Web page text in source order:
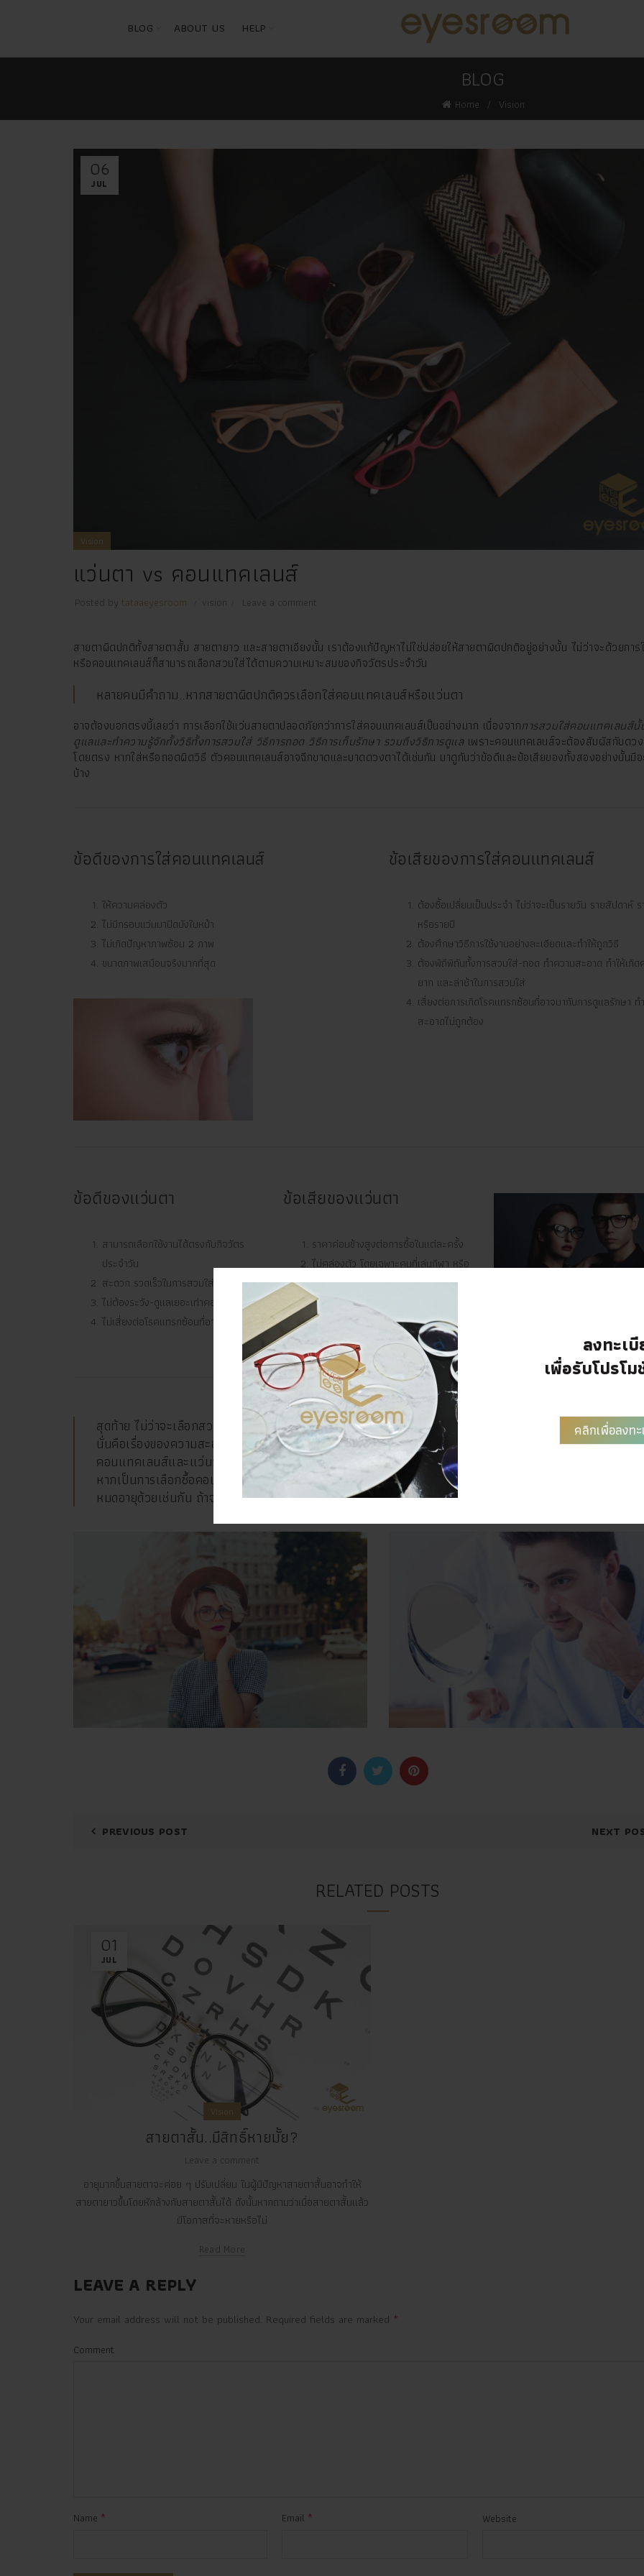
ลงทะเ
เพื่อรับโปรโ
คลิกเพื่อลงท
BLOG ABOUT US HELP
BLOG
Home Vision
06
JUL
Vision
แว่นตา vs คอนแทคเลนส์
Posted by tataaeyesroom vision Leave a comment
สายตาผิดปกติทั้งสายตาสั้น สายตายาว และสายตาเอียงนั้น เราต้องแก้ปัญหาไม่ใช่ปล่อยให้สายตาผิดปกติอยู่อย่างนั้น ไม่ว่าจะด้วยกา
หรือคอนแทคเลนส์ก็สามารถเลือกสวมใส่ได้ตามความเหมาะสมของกิจวัตรประจำวัน
หลายคนมีคำถาม..หากสายตาผิดปกติควรเลือกใส่คอนแทคเลนส์หรือแว่นตา
อาจต้องบอกตรงนี้เลยว่า การเลือกใช้แว่นสายตาปลอดภัยกว่าการใส่คอนแทคเลนส์เป็นอย่างมาก เนื่องจากการสวมใส่คอนแทคเลนส์
ดูแลและทำความรู้จักทั้งวิธีทั้งการสวมใส่ วิธีการถอด วิธีการเก็บรักษา รวมถึงวิธีการดูแลเพราะคอนแทคเลนส์จะต้องสัมผัสกับดวง
โดยตรง หากใส่หรือถอดผิดวิธี ตัวคอนแทคเลนส์อาจฉีกขาดและบาดดวงตาได้เช่นกัน มาดูกันว่าข้อดีและข้อเสียของทั้งสองอย่างนั้นมี
บ้าง
ข้อดีของการใส่คอนแทคเลนส์
ให้ความคล่องตัว
ไม่มีกรอบแว่นมาปิดบังใบหน้า
ไม่เกิดปัญหาภาพซ้อน 2 ภาพ
ขนาดภาพเสมือนจริงมากที่สุด
ข้อเสียของการใส่คอนแทคเลนส์
ต้องซื้อเปลี่ยนเป็นประจำ ไม่ว่าจะเป็นรายวัน รายสัปดาห์
หรือรายปี
ต้องศึกษาวิธีการใช้งานอย่างละเอียดและทำให้ถูกวิธี
ต้องพิถีพิถันทั้งการสวมใส่-ถอด ทำความสะอาด ทำให้เกิด
ยาก และล่าช้าในการสวมใส่
เสี่ยงต่อการเกิดโรคแทรกซ้อนที่อาจมากับการดูแลรักษา ท
สะอาดไม่ถูกต้อง
ข้อดีของแว่นตา
สามารถเลือกใช้งานได้ตรงกับกิจวัตร
ประจำวัน
สะดวก รวดเร็วในการสวมใส่
ไม่ต้องระวัง-ดูแลเยอะเท่าคอนแทคเลนส์
ไม่เสี่ยงต่อโรคแทรกซ้อนที่อาจเกิดขึ้น
ข้อเสียของแว่นตา
ราคาค่อนข้างสูงต่อการซื้อในแต่ละครั้ง
ไม่คล่องตัว โดยเฉพาะคนที่เล่นกีฬา หรือ
มีกิจกรรม
ใส่แล้วเหมือนมีอะไรมาพลางหน้าให้เกิด
ความรำคาญได้ง่าย
ภาพที่มองไม่เสมือนจริง ทำให้รู้สึกงง
สุดท้าย ไม่ว่าจะเลือกสวมใส่อะไรเพื่อป้องกันดวงตา หรือเลือกสวมใส่แบบแฟชั่น อย่างหนึ่งที่ควรต้องคำนึงถึงอ
นั่นคือเรื่องของความสะอาดและความเข้ากับรูปหน้าเพื่อให้ไม่ดูเกะกะสายตาของตัวเองมากจนเกินพอดี ยิ่งปัจจุบั
คอนแทคเลนส์และแว่นวางขายกันอย่างมาก ผู้ซื้อสวมใส่ควรสังเกตุและเลือกซื้อกับบุคคลหรือร้านจำหน่ายที่สะอ
หากเป็นการเลือกซื้อคอนแทคเลนส์ด้วยแล้วควรตรวจสอบค่าความโค้งของคอนแทคให้พอดีกับดวงตา รวมถึงต
หมดอายุด้วยเช่นกัน ถ้าจะให้ดี ควรซื้อที่ร้านแว่น หรือซื้อกับจักษุแพทย์หรือนักทัศนมาตรโดยตรงดีที่สุดนะ
PREVIOUS POST NEXT
RELATED POSTS
01
JUL
Vision
สายตาสั้น..มีสิทธิ์หายมั้ย?
Leave a comment
อายุมากขึ้นสายตาจะค่อย ๆ ปรับเปลี่ยน ในผู้มีปัญหาสายตาสั้นอาจทำให้
สายตายาวขึ้นโดยหักล้างกับสายตาสั้นได้ ดังนั้นหากถามว่าเมื่อสายตาสั้นแล้ว
มีโอกาสที่จะหายหรือไม่
Read More
LEAVE A REPLY
Your email address will not be published. Required fields are marked *
Comment
Name * Email * Website